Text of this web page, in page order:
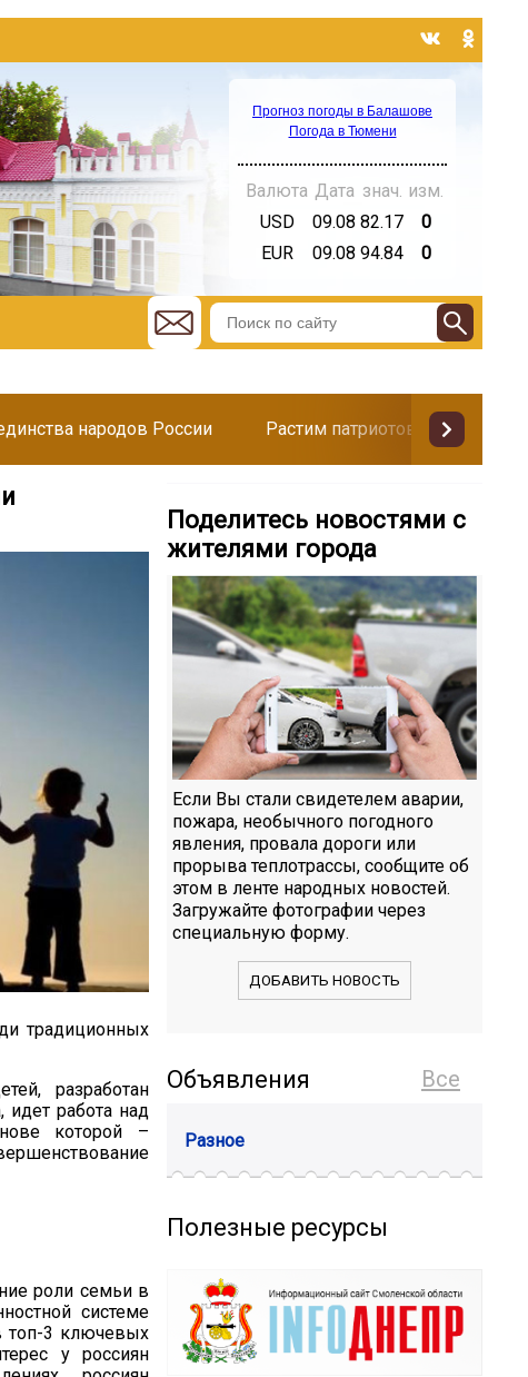
Прогноз погоды в Балашове
Погода в Тюмени
Валюта Дата знач. изм.
USD
09.08 82.17
0
EUR
09.08 94.84 0
народов России Растим патриотов
традиционных
разработан
идет работа над
которой –
роли семьи в
системе
топ-3 ключевых
у россиян
Поделитесь новостями с
жителями города
Если Вы стали свидетелем аварии,
пожара, необычного погодного
явления, провала дороги или
прорыва теплотрассы, сообщите об
этом в ленте народных новостей.
Загружайте фотографии через
специальную форму.
ДОБАВИТЬ НОВОСТЬ
Все
Объявления
Разное
Полезные ресурсы